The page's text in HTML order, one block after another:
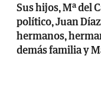
Sus hijos, Mª del
político, Juan
hermanos,
demás familia y